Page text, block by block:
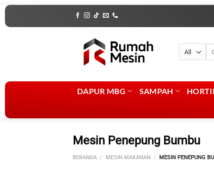
Skip
content
DAPUR MBG SAMPAH
Mesin Penepung Bumbu
BERANDA / MESIN MAKANAN / MESIN PENEPUNG